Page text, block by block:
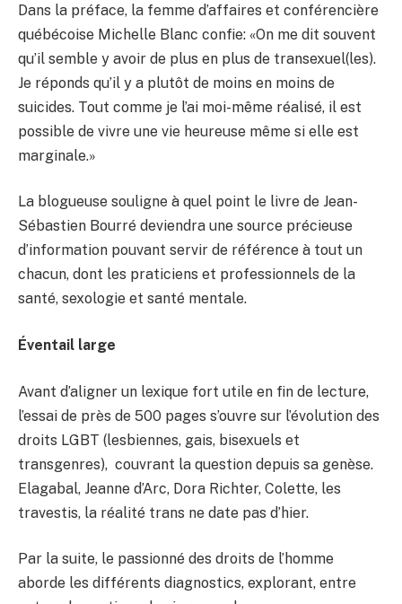
Dans la préface, la femme d’affaires et conférencière
québécoise Michelle Blanc confie: «On me dit souvent
qu’il semble y avoir de plus en plus de transexuel(les).
Je réponds qu’il y a plutôt de moins en moins de
suicides. Tout comme je l’ai moi-même réalisé, il est
possible de vivre une vie heureuse même si elle est
marginale.»
La blogueuse souligne à quel point le livre de Jean-
Sébastien Bourré deviendra une source précieuse
d’information pouvant servir de référence à tout un
chacun, dont les praticiens et professionnels de la
santé, sexologie et santé mentale.
Éventail large
Avant d’aligner un lexique fort utile en fin de lecture,
l’essai de près de 500 pages s’ouvre sur l’évolution des
droits LGBT (lesbiennes, gais, bisexuels et
transgenres), couvrant la question depuis sa genèse.
Elagabal, Jeanne d’Arc, Dora Richter, Colette, les
travestis, la réalité trans ne date pas d’hier.
Par la suite, le passionné des droits de l’homme
aborde les différents diagnostics, explorant, entre